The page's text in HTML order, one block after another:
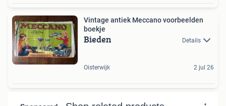
Vintage antiek Meccano voorbeelden
boekje
Bieden Details
Oisterwijk 2 jul 26